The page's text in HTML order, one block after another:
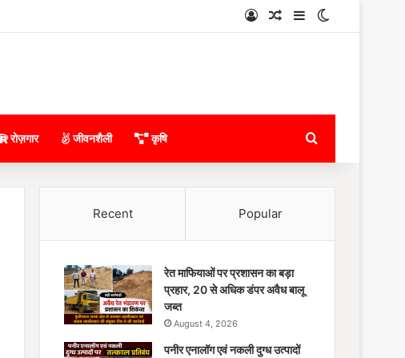
Log InRandom Article
Sidebar
रोज़गार जीवनशैली कृषि
Recent Popular
रेत माफियाओं पर प्रशासन का बड़ा
प्रहार, 20 से अधिक डंपर अवैध बालू
जब्त
August 4, 2026
पनीर एनालॉग एवं नकली दुग्ध उत्पादों